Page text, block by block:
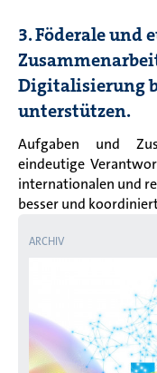
3. Föderale und
Digitalisierung
unterstützen.
Aufgaben und
eindeutige
internationalen und
besser und
ARCHIV